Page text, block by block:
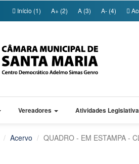
Início (1) A+ (2) A (3) A- (4)
Vereadores Atividades
Acervo QUADRO - EM ESTAMPA -